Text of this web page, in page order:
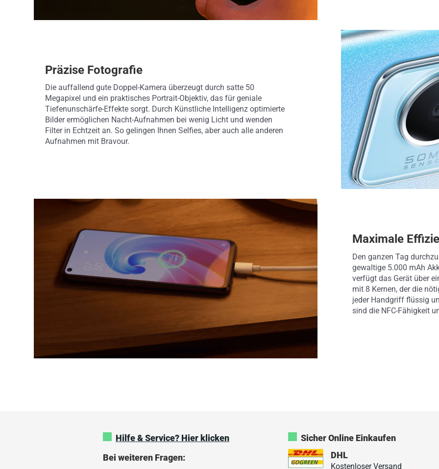
Präzise Fotografie
Die auffallend gute Doppel-Kamera überzeugt durch satte 50
Megapixel und ein praktisches Portrait-Objektiv, das für geniale
Tiefenunschärfe-Effekte sorgt. Durch Künstliche Intelligenz optimierte
Bilder ermöglichen Nacht-Aufnahmen bei wenig Licht und wenden
Filter in Echtzeit an. So gelingen Ihnen Selfies, aber auch alle anderen
Aufnahmen mit Bravour.
Maximale
Den ganzen Tag
gewaltige 5.000 mAh
verfügt das Gerät über
mit 8 Kernen, der die
jeder Handgriff flüssig
sind die NFC-Fähigkeit
Hilfe & Service? Hier klicken
Bei weiteren Fragen:
Sicher Online Einkaufen
DHL
Kostenloser Versand